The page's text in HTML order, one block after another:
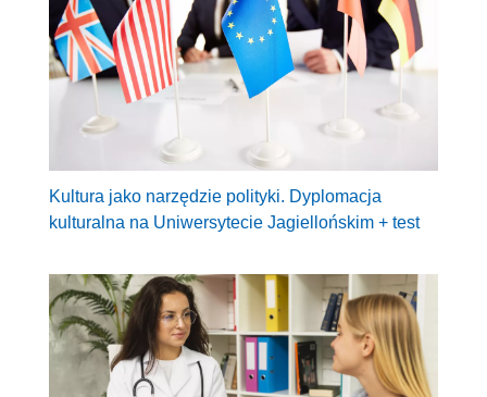
Kultura jako narzędzie polityki. Dyplomacja
kulturalna na Uniwersytecie Jagiellońskim + test